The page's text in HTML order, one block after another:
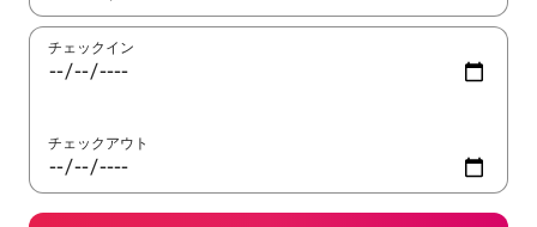
チェックイン
チェックアウト